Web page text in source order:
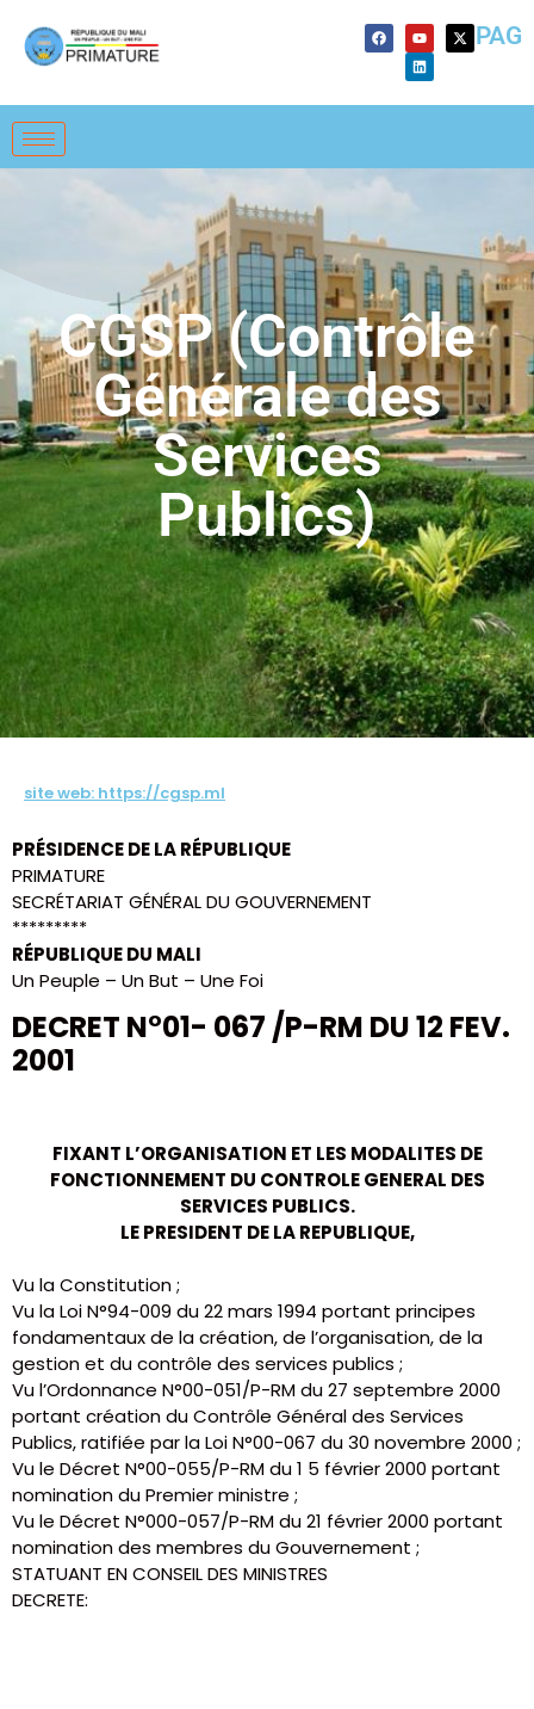
PAG
CGSP (Contrôle
Générale des
Services
Publics)
site web: https://cgsp.ml
PRÉSIDENCE DE LA RÉPUBLIQUE
PRIMATURE
SECRÉTARIAT GÉNÉRAL DU GOUVERNEMENT
*********
RÉPUBLIQUE DU MALI
Un Peuple – Un But – Une Foi
DECRET N°01- 067 /P-RM DU 12 FEV.
2001
FIXANT L’ORGANISATION ET LES MODALITES DE
FONCTIONNEMENT DU CONTROLE GENERAL DES
SERVICES PUBLICS.
LE PRESIDENT DE LA REPUBLIQUE,
Vu la Constitution ;
Vu la Loi N°94-009 du 22 mars 1994 portant principes
fondamentaux de la création, de l’organisation, de la
gestion et du contrôle des services publics ;
Vu l’Ordonnance N°00-051/P-RM du 27 septembre 2000
portant création du Contrôle Général des Services
Publics, ratifiée par la Loi N°00-067 du 30 novembre 2000 ;
Vu le Décret N°00-055/P-RM du 1 5 février 2000 portant
nomination du Premier ministre ;
Vu le Décret N°000-057/P-RM du 21 février 2000 portant
nomination des membres du Gouvernement ;
STATUANT EN CONSEIL DES MINISTRES
DECRETE: